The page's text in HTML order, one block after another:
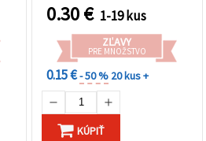
0.30€ 1-19 kus
ZĽAVY
PRE MNOŽSTVO
0.15 €- 50 % 20 kus +
KÚPIŤ